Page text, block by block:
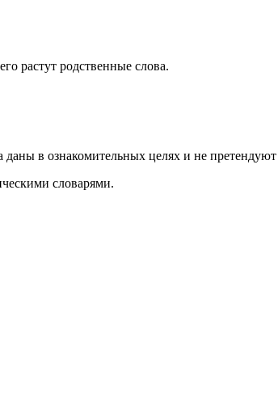
растут родственные слова.
в ознакомительных целях и не
словарями.